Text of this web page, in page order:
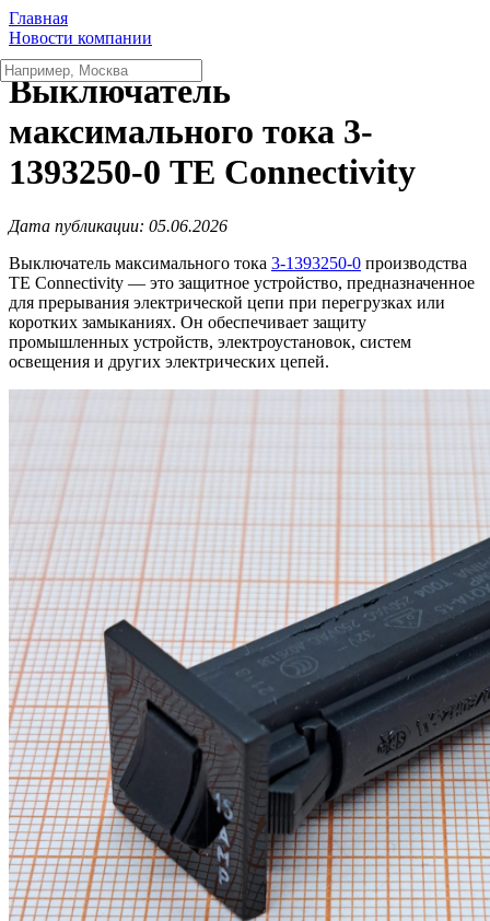
Главная
Новости компании
Выключатель
максимального тока 3-
1393250-0 TE Connectivity
Дата публикации: 05.06.2026
Выключатель максимального тока 3-1393250-0 производства
TE Connectivity — это защитное устройство, предназначенное
для прерывания электрической цепи при перегрузках или
коротких замыканиях. Он обеспечивает защиту
промышленных устройств, электроустановок, систем
освещения и других электрических цепей.